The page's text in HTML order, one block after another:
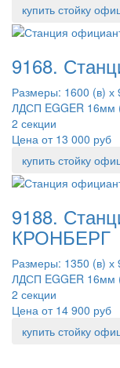
купить стойку
9168.
Размеры: 1600 (в)
ЛДСП EGGER 16мм
2 секции
Цена от 13 000 руб
купить стойку
9188.
КРОНБЕРГ
Размеры: 1350 (в)
ЛДСП EGGER 16мм
2 секции
Цена от 14 900 руб
купить стойку